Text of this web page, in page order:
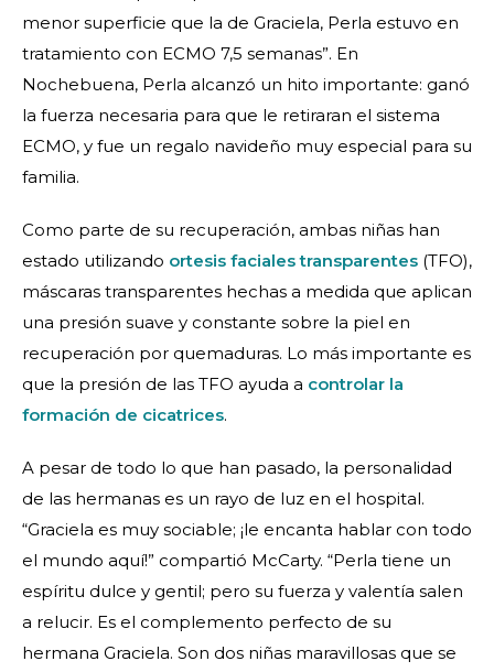
menor superficie que la de Graciela, Perla estuvo en
tratamiento con ECMO 7,5 semanas”. En
Nochebuena, Perla alcanzó un hito importante: ganó
la fuerza necesaria para que le retiraran el sistema
ECMO, y fue un regalo navideño muy especial para su
familia.
Como parte de su recuperación, ambas niñas han
estado utilizando ortesis faciales transparentes (TFO),
máscaras transparentes hechas a medida que aplican
una presión suave y constante sobre la piel en
recuperación por quemaduras. Lo más importante es
que la presión de las TFO ayuda a controlar la
formación de cicatrices.
A pesar de todo lo que han pasado, la personalidad
de las hermanas es un rayo de luz en el hospital.
“Graciela es muy sociable; ¡le encanta hablar con todo
el mundo aquí!” compartió McCarty. “Perla tiene un
espíritu dulce y gentil; pero su fuerza y valentía salen
a relucir. Es el complemento perfecto de su
hermana Graciela. Son dos niñas maravillosas que se